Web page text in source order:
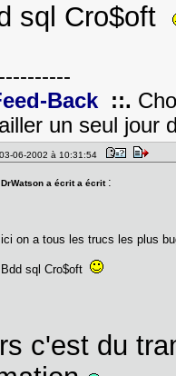
sql Cro$oft
Back::.
un seul jour
06-2002 à 10:31:54
DrWatson a écrit a écrit :
ici on a tous les trucs les plus
Bdd sql Cro$oft
c'est du